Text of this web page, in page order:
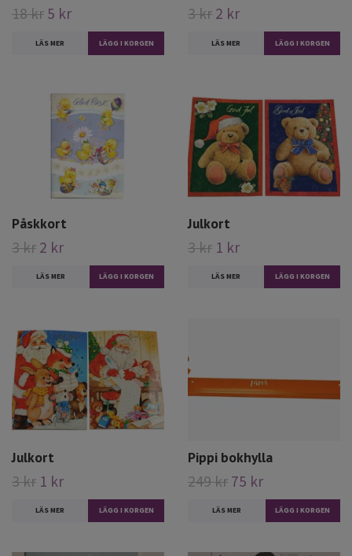
18 kr 5 kr
LÄS MER LÄGG I KORGEN
3 kr 2 kr
LÄS MER LÄGG I KORGEN
Påskkort
3 kr 2 kr
LÄS MER
Julkort
3 kr 1 kr
LÄS MER LÄGG I KORGEN
Julkort
3 kr 1 kr
LÄS MER LÄGG I KORGEN
Pippi bokhylla
249 kr 75 kr
LÄS MER